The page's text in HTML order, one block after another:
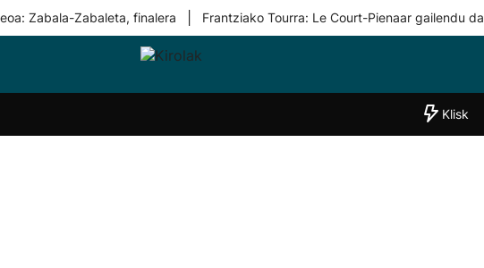
Zabala-Zabaleta, finalera Frantziako Tourra: Le Court-Pienaar gailendu da
Taldeak
"Helmuga"
Klisk